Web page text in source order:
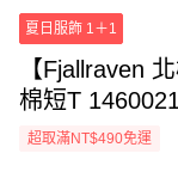
夏日服飾 1＋1
【Fjallraven
棉短T
超取滿NT$490免運